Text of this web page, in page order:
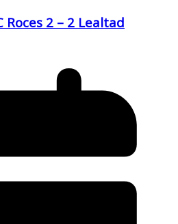
Roces 2 – 2 Lealtad